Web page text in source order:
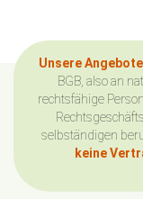
Unsere
BGB, also an
rechtsfähige
selbständigen
keine